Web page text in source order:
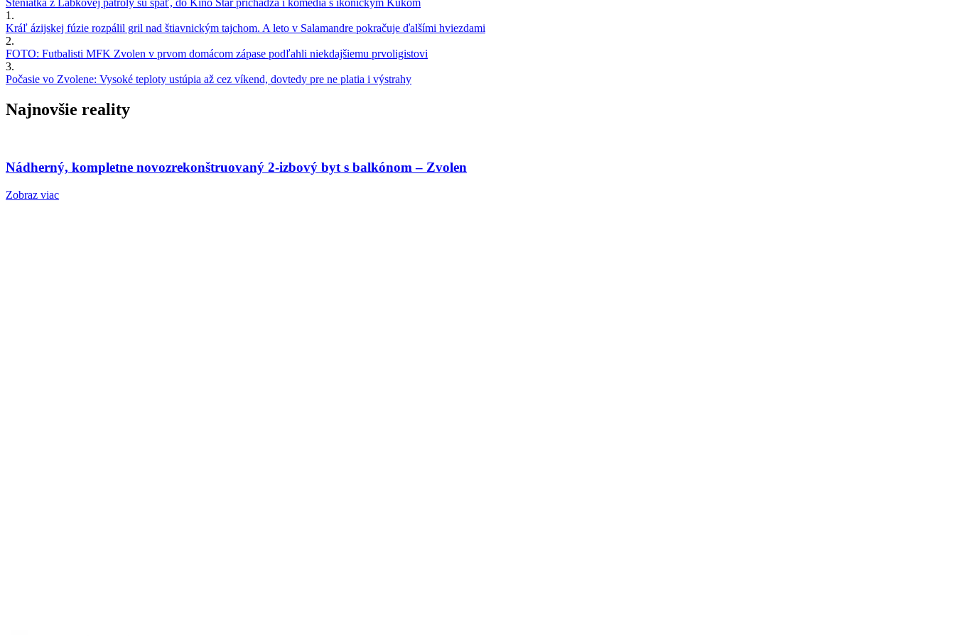
Šteniatka z Labkovej patroly sú späť, do Kino Star prichádza i komédia s ikonickým Kukom
1.
Kráľ ázijskej fúzie rozpálil gril nad štiavnickým tajchom. A leto v Salamandre pokračuje ďalšími hviezdami
2.
FOTO: Futbalisti MFK Zvolen v prvom domácom zápase podľahli niekdajšiemu prvoligistovi
3.
Počasie vo Zvolene: Vysoké teploty ustúpia až cez víkend, dovtedy pre ne platia i výstrahy
Najnovšie reality
Nádherný, kompletne novozrekonštruovaný 2-izbový byt s balkónom – Zvolen
Zobraz viac